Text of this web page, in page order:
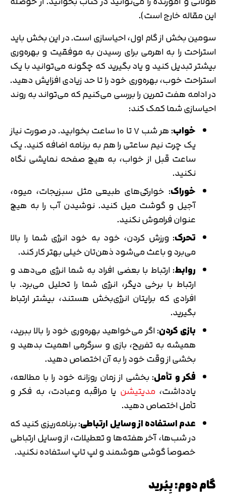
این مقاله خارج است).
سومین بخش از گام اول، احیاسازی است. در این بخش باید
استراحت را به اهرمی برای رسیدن به موفقیت و بهره‌وری
بیشتر تبدیل کنید و یاد بگیرید که چگونه می‌توانید با یک
استراحت خوب، بهره‌وری خود را تا حد زیادی افزایش دهید.
در ادامه هفت تمرین را بررسی می‌کنیم که می‌تواند به روند
احیاسازی شما کمک کند:
خواب
: هر شب 7 تا 10 ساعت بخوابید. در صورت نیاز
یک چرت نیم ساعتی را هم به برنامه اضافه کنید. یک
ساعت قبل از خواب، به هیچ صفحه نمایشی نگاه
نکنید.
خوراک: خوارکی‌های طبیعی مثل سبزیجات، میوه،
آجیل و گوشت میل کنید. نوشیدن آب را به هیچ
عنوان فراموش نکنید.
تحرک: ورزش کردن، خود به خود انرژی شما را بالا
می‌برد و باعث می‌شود ذهن‌تان خیلی بهتر کار کند.
روابط: ارتباط با بعضی افراد به شما انرژی می‌دهد و
ارتباط با برخی دیگر، انرژی شما را تحلیل می‌برد. با
افرادی که برایتان انرژی‌بخش هستند، بیشتر ارتباط
بگیرید.
بازی کردن: اگر می‌خواهید بهره‌وری خود را بالا ببرید،
همیشه به تفریح، بازی و سرگرمی اهمیت بدهید و
بخشی از وقت خود را به آن اختصاص دهید.
فکر و تأمل: بخشی از زمان روزانه خود را با مطالعه،
یادداشت،مدیتیشن یا مراقبه وعبادت، به فکر و
تأمل اختصاص دهید.
عدم استفاده از وسایل ارتباطی: برنامه‌ریزی کنید که
در شب‌ها، آخر هفته‌ها و تعطیلات، از وسایل ارتباطی
خصوصاً گوشی هوشمند و لپ تاپ استفاده نکنید.
گام دوم: بِبُرید